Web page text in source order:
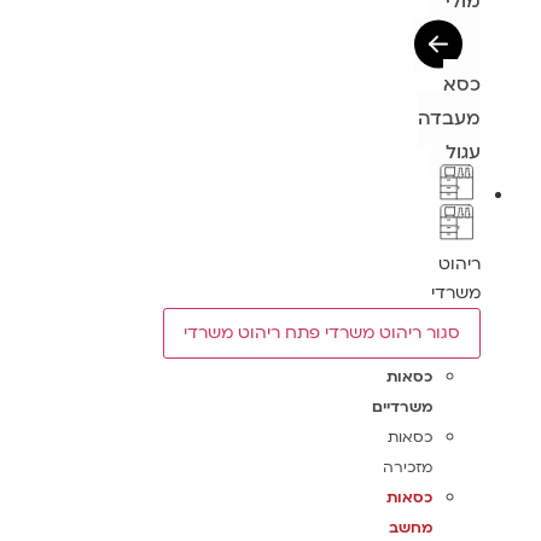
כסא
מעבדה
עגול
ריהוט
משרדי
סגור ריהוט משרדי פתח ריהוט משרדי
כסאות
משרדיים
כסאות
מזכירה
כסאות
מחשב